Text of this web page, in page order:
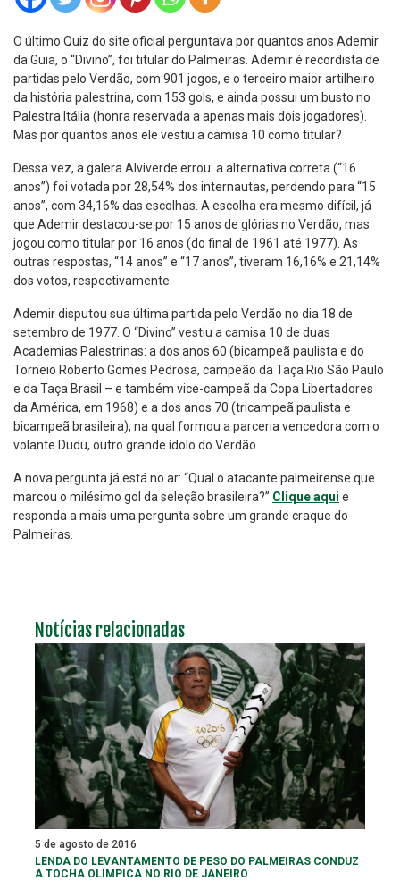
O último Quiz do site oficial perguntava por quantos anos Ademir
da Guia, o “Divino”, foi titular do Palmeiras. Ademir é recordista de
partidas pelo Verdão, com 901 jogos, e o terceiro maior artilheiro
da história palestrina, com 153 gols, e ainda possui um busto no
Palestra Itália (honra reservada a apenas mais dois jogadores).
Mas por quantos anos ele vestiu a camisa 10 como titular?
Dessa vez, a galera Alviverde errou: a alternativa correta (“16
anos”) foi votada por 28,54% dos internautas, perdendo para “15
anos”, com 34,16% das escolhas. A escolha era mesmo difícil, já
que Ademir destacou-se por 15 anos de glórias no Verdão, mas
jogou como titular por 16 anos (do final de 1961 até 1977). As
outras respostas, “14 anos” e “17 anos”, tiveram 16,16% e 21,14%
dos votos, respectivamente.
Ademir disputou sua última partida pelo Verdão no dia 18 de
setembro de 1977. O “Divino” vestiu a camisa 10 de duas
Academias Palestrinas: a dos anos 60 (bicampeã paulista e do
Torneio Roberto Gomes Pedrosa, campeão da Taça Rio São Paulo
e da Taça Brasil – e também vice-campeã da Copa Libertadores
da América, em 1968) e a dos anos 70 (tricampeã paulista e
bicampeã brasileira), na qual formou a parceria vencedora com o
volante Dudu, outro grande ídolo do Verdão.
A nova pergunta já está no ar: “Qual o atacante palmeirense que
marcou o milésimo gol da seleção brasileira?” Clique aqui e
responda a mais uma pergunta sobre um grande craque do
Palmeiras.
Notícias relacionadas
5 de agosto de 2016
LENDA DO LEVANTAMENTO DE PESO DO PALMEIRAS CONDUZ
A TOCHA OLÍMPICA NO RIO DE JANEIRO